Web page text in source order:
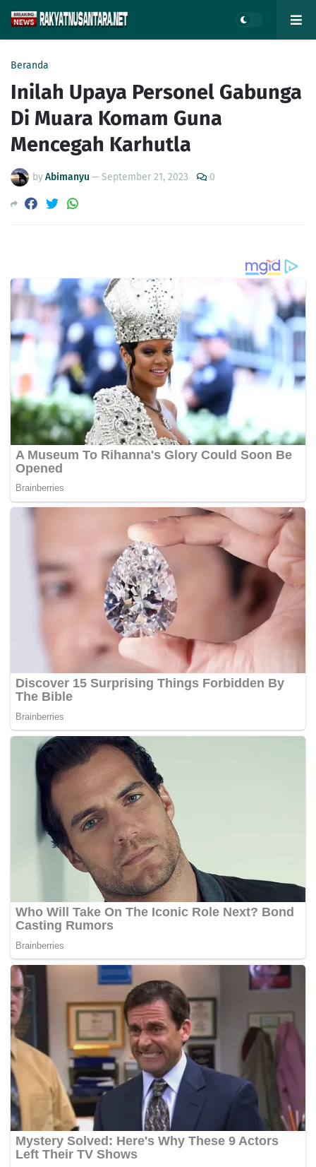
Beranda
Inilah Upaya Personel Gabunga
Di Muara Komam Guna
Mencegah Karhutla
byAbimanyu —September 21, 2023 0